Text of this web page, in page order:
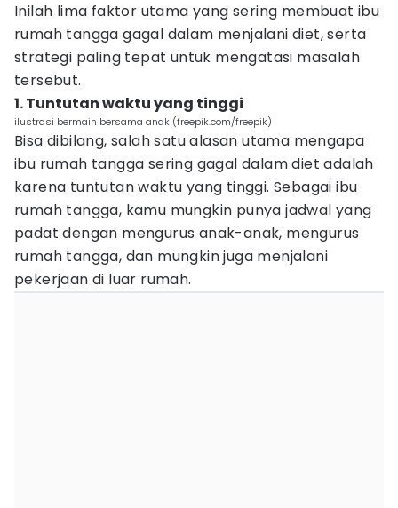
Inilah lima faktor utama yang sering membuat ibu
rumah tangga gagal dalam menjalani diet, serta
strategi paling tepat untuk mengatasi masalah
tersebut.
1. Tuntutan waktu yang tinggi
ilustrasi bermain bersama anak (freepik.com/freepik)
Bisa dibilang, salah satu alasan utama mengapa
ibu rumah tangga sering gagal dalam diet adalah
karena tuntutan waktu yang tinggi. Sebagai ibu
rumah tangga, kamu mungkin punya jadwal yang
padat dengan mengurus anak-anak, mengurus
rumah tangga, dan mungkin juga menjalani
pekerjaan di luar rumah.